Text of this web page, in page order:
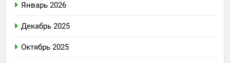
Январь 2026
Декабрь 2025
Октябрь 2025